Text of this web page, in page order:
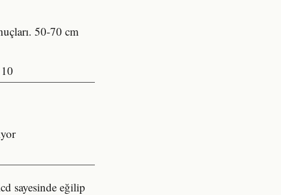
50-70 cm
sayesinde eğilip